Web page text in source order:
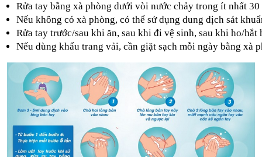
Rửa tay bằng xà phòng dưới vòi nước chảy trong ít nhất 30
Nếu không có xà phòng, có thể sử dụng dung dịch sát
Rửa tay trước/sau khi ăn, sau khi đi vệ sinh, sau khi ho/
Nếu dùng khẩu trang vải, cần giặt sạch mỗi ngày bằng xà